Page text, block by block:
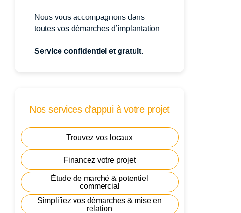
Nous vous accompagnons dans
toutes vos démarches d’implantation
Service confidentiel et gratuit.
Nos services d'appui à votre projet
Trouvez vos locaux
Financez votre projet
Étude de marché & potentiel
commercial
Simplifiez vos démarches & mise en
relation